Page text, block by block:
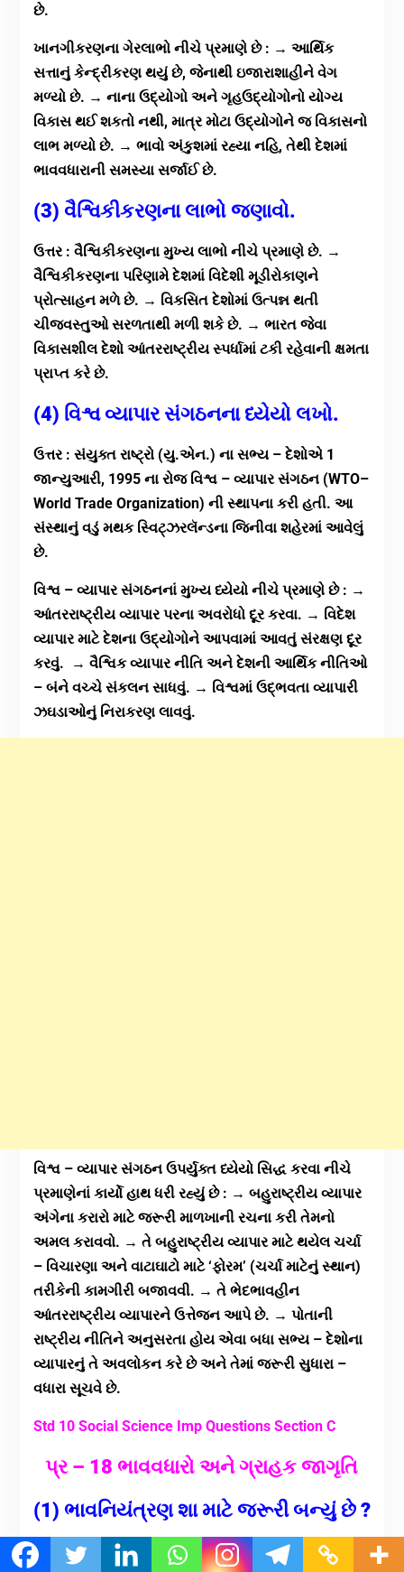
છે.
ખાનગીકરણના ગેરલાભો નીચે પ્રમાણે છે : → આર્થિક
સત્તાનું કેન્દ્રીકરણ થયું છે, જેનાથી ઇજારાશાહીને વેગ
મળ્યો છે. → નાના ઉદ્યોગો અને ગૃહઉદ્યોગોનો યોગ્ય
વિકાસ થઈ શકતો નથી, માત્ર મોટા ઉદ્યોગોને જ વિકાસનો
લાભ મળ્યો છે. → ભાવો અંકુશમાં રહ્યા નહિ, તેથી દેશમાં
ભાવવધારાની સમસ્યા સર્જાઈ છે.
(3) વૈશ્વિકીકરણના લાભો જણાવો.
ઉત્તર : વૈશ્વિકીકરણના મુખ્ય લાભો નીચે પ્રમાણે છે. →
વૈશ્વિકીકરણના પરિણામે દેશમાં વિદેશી મૂડીરોકાણને
પ્રોત્સાહન મળે છે. → વિકસિત દેશોમાં ઉત્પન્ન થતી
ચીજવસ્તુઓ સરળતાથી મળી શકે છે. → ભારત જેવા
વિકાસશીલ દેશો આંતરરાષ્ટ્રીય સ્પર્ધામાં ટકી રહેવાની ક્ષમતા
પ્રાપ્ત કરે છે.
(4) વિશ્વ વ્યાપાર સંગઠનના ધ્યેયો લખો.
ઉત્તર : સંયુક્ત રાષ્ટ્રો (યુ.એન.) ના સભ્ય – દેશોએ 1
જાન્યુઆરી, 1995 ના રોજ વિશ્વ – વ્યાપાર સંગઠન (WTO–
World Trade Organization) ની સ્થાપના કરી હતી. આ
સંસ્થાનું વડું મથક સ્વિટ્ઝરલૅન્ડના જિનીવા શહેરમાં આવેલું
છે.
વિશ્વ – વ્યાપાર સંગઠનનાં મુખ્ય ધ્યેયો નીચે પ્રમાણે છે : →
આંતરરાષ્ટ્રીય વ્યાપાર પરના અવરોધો દૂર કરવા. → વિદેશ
વ્યાપાર માટે દેશના ઉદ્યોગોને આપવામાં આવતું સંરક્ષણ દૂર
કરવું. → વૈશ્વિક વ્યાપાર નીતિ અને દેશની આર્થિક નીતિઓ
– બંને વચ્ચે સંકલન સાધવું. → વિશ્વમાં ઉદ્ભવતા વ્યાપારી
ઝઘડાઓનું નિરાકરણ લાવવું.
વિશ્વ – વ્યાપાર સંગઠન ઉપર્યુક્ત ધ્યેયો સિદ્ધ કરવા નીચે
પ્રમાણેનાં કાર્યો હાથ ધરી રહ્યું છે : → બહુરાષ્ટ્રીય વ્યાપાર
અંગેના કરારો માટે જરૂરી માળખાની રચના કરી તેમનો
અમલ કરાવવો. → તે બહુરાષ્ટ્રીય વ્યાપાર માટે થયેલ ચર્ચા
– વિચારણા અને વાટાઘાટો માટે ‘ફોરમ’ (ચર્ચા માટેનું સ્થાન)
તરીકેની કામગીરી બજાવવી. → તે ભેદભાવહીન
આંતરરાષ્ટ્રીય વ્યાપારને ઉત્તેજન આપે છે. → પોતાની
રાષ્ટ્રીય નીતિને અનુસરતા હોય એવા બધા સભ્ય – દેશોના
વ્યાપારનું તે અવલોકન કરે છે અને તેમાં જરૂરી સુધારા –
વધારા સૂચવે છે.
Std 10 Social Science Imp Questions Section C
પ્ર – 18 ભાવવધારો અને ગ્રાહક જાગૃતિ
(1) ભાવનિયંત્રણ શા માટે જરૂરી બન્યું છે ?
ઉત્તર :- ભાવવૃદ્ધિની મૂડીરોકાણ પર થતી અસરો નીચે